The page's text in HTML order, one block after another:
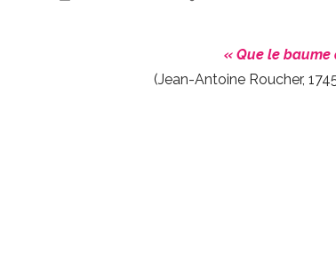
« Que le baume
(Jean-Antoine Roucher,